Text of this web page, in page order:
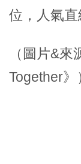
位，人氣直
（圖片&
Together》